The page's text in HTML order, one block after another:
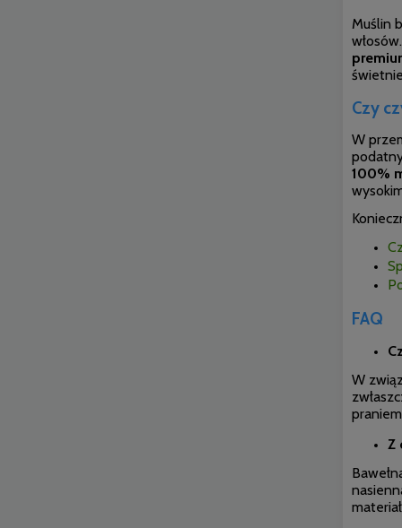
Muślin
Czy
W
100%
FAQ
W
Z